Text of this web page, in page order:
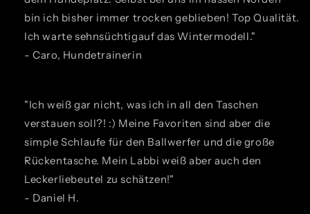
bin ich bisher immer trocken geblieben! Top Qualität.
Ich warte sehnsüchtigauf das Wintermodell."
- Caro, Hundetrainerin
"Ich weiß gar nicht, was ich in all den Taschen
verstauen soll?! :) Meine Favoriten sind aber die
simple Schlaufe für den Ballwerfer und die große
Rückentasche. Mein Labbi weiß aber auch den
Leckerliebeutel zu schätzen!"
- Daniel H.